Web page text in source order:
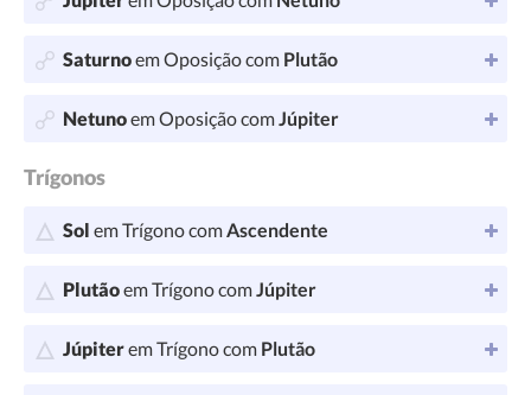
Saturnoem Oposição com Plutão
Netunoem Oposição comJúpiter
Trígonos
Sol em Trígono comAscendente
Plutãoem Trígono comJúpiter
Júpiterem Trígono com Plutão